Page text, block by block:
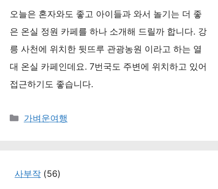
오늘은 혼자와도 좋고 아이들과 와서 놀기는 더 좋
은 온실 정원 카페를 하나 소개해 드릴까 합니다. 강
릉 사천에 위치한 뒷뜨루 관광농원 이라고 하는 열
대 온실 카페인데요. 7번국도 주변에 위치하고 있어
접근하기도 좋습니다.
카
가벼운여행
사부작 (56)